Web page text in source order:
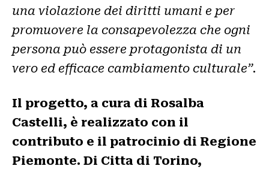
una violazione dei diritti umani e per
promuovere la consapevolezza che ogni
persona può essere protagonista di un
vero ed efficace cambiamento culturale”.
Il progetto, a cura di Rosalba
Castelli, è realizzato con il
contributo e il patrocinio di Regione
Piemonte. Di Citta di Torino,